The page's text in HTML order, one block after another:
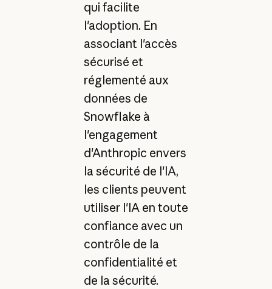
qui facilite
l'adoption. En
associant l'accès
sécurisé et
réglementé aux
données de
Snowflake à
l'engagement
d'Anthropic envers
la sécurité de l'IA,
les clients peuvent
utiliser l'IA en toute
confiance avec un
contrôle de la
confidentialité et
de la sécurité.